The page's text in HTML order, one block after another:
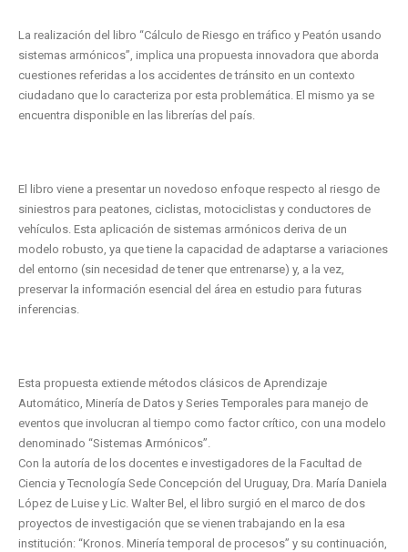
La realización del libro “Cálculo de Riesgo en tráfico y Peatón usando
sistemas armónicos”, implica una propuesta innovadora que aborda
cuestiones referidas a los accidentes de tránsito en un contexto
ciudadano que lo caracteriza por esta problemática. El mismo ya se
encuentra disponible en las librerías del país.
El libro viene a presentar un novedoso enfoque respecto al riesgo de
siniestros para peatones, ciclistas, motociclistas y conductores de
vehículos. Esta aplicación de sistemas armónicos deriva de un
modelo robusto, ya que tiene la capacidad de adaptarse a variaciones
del entorno (sin necesidad de tener que entrenarse) y, a la vez,
preservar la información esencial del área en estudio para futuras
inferencias.
Esta propuesta extiende métodos clásicos de Aprendizaje
Automático, Minería de Datos y Series Temporales para manejo de
eventos que involucran al tiempo como factor crítico, con una modelo
denominado “Sistemas Armónicos”.
Con la autoría de los docentes e investigadores de la Facultad de
Ciencia y Tecnología Sede Concepción del Uruguay, Dra. María Daniela
López de Luise y Lic. Walter Bel, el libro surgió en el marco de dos
proyectos de investigación que se vienen trabajando en la esa
institución: “Kronos. Minería temporal de procesos” y su continuación,